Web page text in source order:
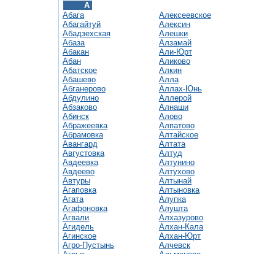
А
Абага
Абагайтуй
Абадзехская
Абаза
Абакан
Абан
Абатское
Абашево
Абганерово
Абдулино
Абзаково
Абинск
Абражеевка
Абрамовка
Авангард
Августовка
Авдеевка
Авдеево
Автуры
Агаповка
Агата
Агафоновка
Агвали
Агидель
Агинское
Агро-Пустынь
Алексеевское
Алексин
Алешки
Алзамай
Али-Юрт
Аликово
Алкин
Алла
Аллах-Юнь
Аллерой
Алнаши
Алово
Алпатово
Алтайское
Алтата
Алтуд
Алтунино
Алтухово
Алтынай
Алтыновка
Алупка
Алушта
Алхазурово
Алхан-Кала
Алхан-Юрт
Алчевск